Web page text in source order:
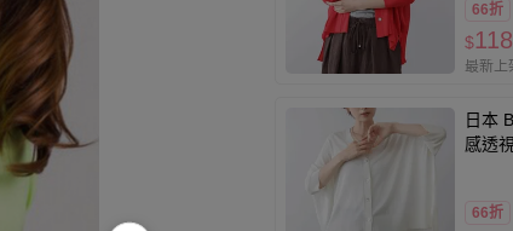
66折
$
最新上
日本
感透
66折